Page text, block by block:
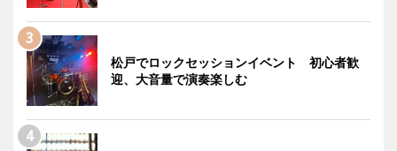
松戸でロックセッションイベント 初心者歓
迎、大音量で演奏楽しむ